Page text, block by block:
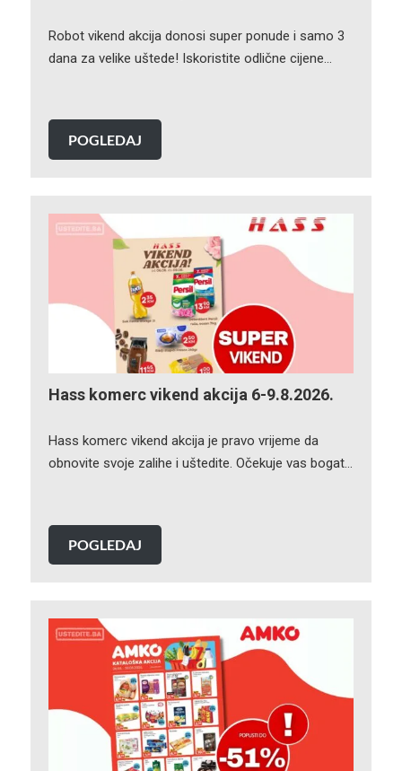
Robot vikend akcija donosi super ponude i samo 3
dana za velike uštede! Iskoristite odlične cijene…
POGLEDAJ
Hass komerc vikend akcija 6-9.8.2026.
Hass komerc vikend akcija je pravo vrijeme da
obnovite svoje zalihe i uštedite. Očekuje vas bogat…
POGLEDAJ